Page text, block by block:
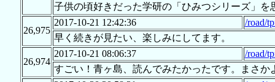
子供の頃好きだった学研の「ひみつシリーズ」を
26,975
2017-10-21 12:42:36
/road/
早く続きが見たい、楽しみにしてます。
26,974
2017-10-21 08:06:37
/road/
すごい！青ヶ島、読んでみたかったです。まさ